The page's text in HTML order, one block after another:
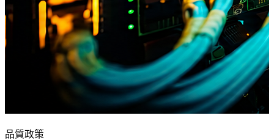
品質政策